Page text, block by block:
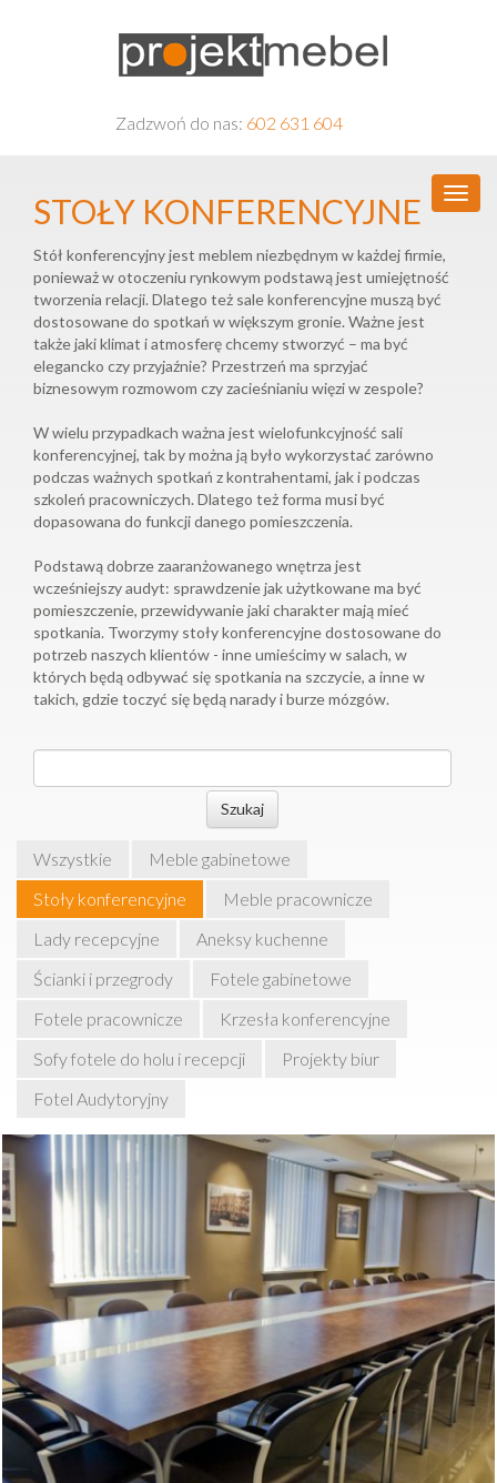
Zadzwoń do nas: 602 631 604
STOŁY KONFERENCYJNE
Stół konferencyjny jest meblem niezbędnym w każdej firmie,
ponieważ w otoczeniu rynkowym podstawą jest umiejętność
tworzenia relacji. Dlatego też sale konferencyjne muszą być
dostosowane do spotkań w większym gronie. Ważne jest
także jaki klimat i atmosferę chcemy stworzyć – ma być
elegancko czy przyjaźnie? Przestrzeń ma sprzyjać
biznesowym rozmowom czy zacieśnianiu więzi w zespole?
W wielu przypadkach ważna jest wielofunkcyjność sali
konferencyjnej, tak by można ją było wykorzystać zarówno
podczas ważnych spotkań z kontrahentami, jak i podczas
szkoleń pracowniczych. Dlatego też forma musi być
dopasowana do funkcji danego pomieszczenia.
Podstawą dobrze zaaranżowanego wnętrza jest
wcześniejszy audyt: sprawdzenie jak użytkowane ma być
pomieszczenie, przewidywanie jaki charakter mają mieć
spotkania. Tworzymy stoły konferencyjne dostosowane do
potrzeb naszych klientów - inne umieścimy w salach, w
których będą odbywać się spotkania na szczycie, a inne w
takich, gdzie toczyć się będą narady i burze mózgów.
Szukaj
Wszystkie
Meble gabinetowe
Stoły konferencyjne
Meble pracownicze
Lady recepcyjne
Aneksy kuchenne
Ścianki i przegrody
Fotele gabinetowe
Fotele pracownicze
Krzesła konferencyjne
Sofy fotele do holu i recepcji
Projekty biur
Fotel Audytoryjny
Stoły konferencyjne VRC mają wręcz monumentalny
charakter - są solidne i duże. Stół może być oparty na
nogach o konstrukcji komorowej lub na nogach
metalowych z kwadratową stopą. Kombinacja różnych
wariantów nóg umożliwia niejako wydzielenie dwóch stref -
dla prowadzącego i dla pozostałych uczestników
spotkania. Ponadto zmniejszamy ilość podpór, a co za tym
idzie - minimalizujemy ryzyko kolizji nóg uczestników
spotkania z elementami konstrukcji stołu.